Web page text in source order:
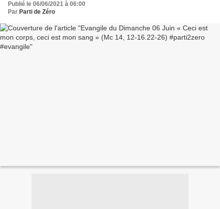
Publié le 06/06/2021 à 06:00
Par Parti de Zéro